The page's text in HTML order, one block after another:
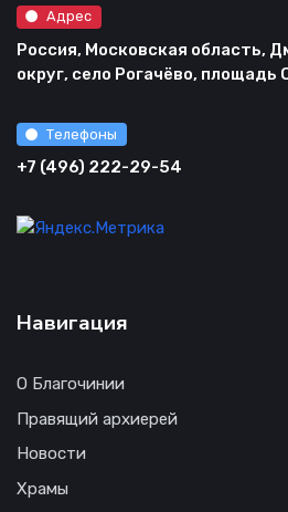
Адрес
Россия, Московская область,
округ, село Рогачёво, площадь
Телефоны
+7 (496) 222-29-54
Навигация
О Благочинии
Правящий архиерей
Новости
Храмы